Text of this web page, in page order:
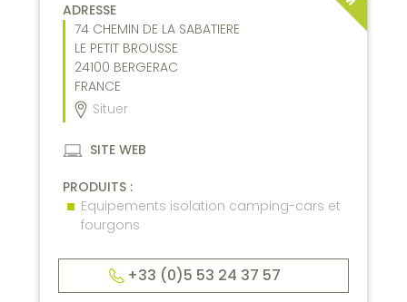
ADRESSE
74 CHEMIN DE LA SABATIERE
LE PETIT BROUSSE
24100 BERGERAC
FRANCE
Situer
SITE WEB
PRODUITS :
Equipements isolation camping-cars et
fourgons
+33 (0)5 53 24 37 57